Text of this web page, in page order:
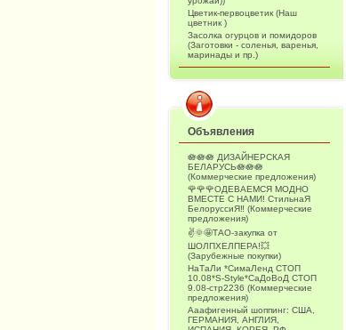
Цветик-первоцветик (Наш
цветник )
Засолка огурцов и помидоров
(Заготовки - соленья, варенья,
маринады и пр.)
Объявления
🪷🪷🪷 ДИЗАЙНЕРСКАЯ
БЕЛАРУСЬ🪷🪷🪷
(Коммерческие предложения)
🌹🌹🌹ОДЕВАЕМСЯ МОДНО
ВМЕСТЕ С НАМИ! СтильнаЯ
БелоруссиЯ‼ (Коммерческие
предложения)
✌️🌞🤩ТАО-закупка от
ШОЛПХЕЛПЕРА!💥
(Зарубежные покупки)
НаТаЛи *СимаЛенд СТОП
10.08*S-Style*СаДоВоД СТОП
9.08-стр2236 (Коммерческие
предложения)
Ааафигенный шоппинг: США,
ГЕРМАНИЯ, АНГЛИЯ,